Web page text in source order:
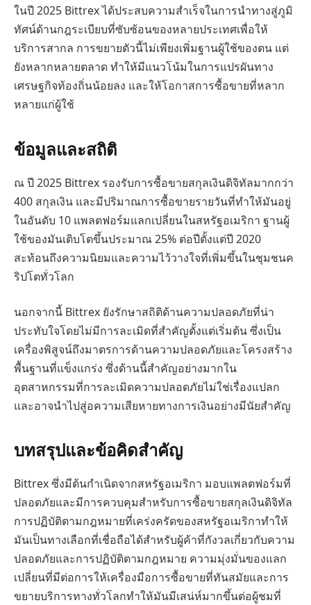
ในปี 2025 Bittrex ได้ประสบความสำเร็จในการนำทางสู่ภูมิ
ทัศน์ด้านกฎระเบียบที่ซับซ้อนของหลายประเทศเพื่อให้
บริการสากล การขยายตัวนี้ไม่เพียงเพิ่มฐานผู้ใช้ของตน แต่
ยังหลากหลายตลาด ทำให้มีแนวโน้มในการแปรผันทาง
เศรษฐกิจท้องถิ่นน้อยลง และให้โอกาสการซื้อขายที่หลาก
หลายแก่ผู้ใช้
ข้อมูลและสถิติ
ณ ปี 2025 Bittrex รองรับการซื้อขายสกุลเงินดิจิทัลมากกว่า
400 สกุลเงิน และมีปริมาณการซื้อขายรายวันที่ทำให้มันอยู่
ในอันดับ 10 แพลตฟอร์มแลกเปลี่ยนในสหรัฐอเมริกา ฐานผู้
ใช้ของมันเติบโตขึ้นประมาณ 25% ต่อปีตั้งแต่ปี 2020
สะท้อนถึงความนิยมและความไว้วางใจที่เพิ่มขึ้นในชุมชนค
ริปโตทั่วโลก
นอกจากนี้ Bittrex ยังรักษาสถิติด้านความปลอดภัยที่น่า
ประทับใจโดยไม่มีการละเมิดที่สำคัญตั้งแต่เริ่มต้น ซึ่งเป็น
เครื่องพิสูจน์ถึงมาตรการด้านความปลอดภัยและโครงสร้าง
พื้นฐานที่แข็งแกร่ง ซึ่งด้านนี้สำคัญอย่างมากใน
อุตสาหกรรมที่การละเมิดความปลอดภัยไม่ใช่เรื่องแปลก
และอาจนำไปสู่อความเสียหายทางการเงินอย่างมีนัยสำคัญ
บทสรุปและข้อคิดสำคัญ
Bittrex ซึ่งมีต้นกำเนิดจากสหรัฐอเมริกา มอบแพลตฟอร์มที่
ปลอดภัยและมีการควบคุมสำหรับการซื้อขายสกุลเงินดิจิทัล
การปฏิบัติตามกฎหมายที่เคร่งครัดของสหรัฐอเมริกาทำให้
มันเป็นทางเลือกที่เชื่อถือได้สำหรับผู้ค้าที่กังวลเกี่ยวกับความ
ปลอดภัยและการปฏิบัติตามกฎหมาย ความมุ่งมั่นของแลก
เปลี่ยนที่มีต่อการให้เครื่องมือการซื้อขายที่ทันสมัยและการ
ขยายบริการทางทั่วโลกทำให้มันมีเสน่ห์มากขึ้นต่อผู้ชมที่